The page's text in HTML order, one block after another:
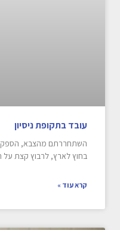
עובד בתקופת ניסיון
השתחררתם מהצבא,
בחוץ לארץ, לרבוץ קצת על
קרא עוד »